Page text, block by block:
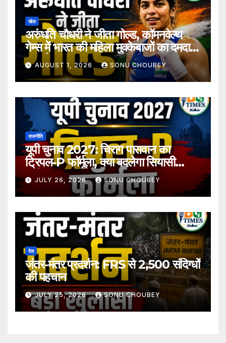
खेल
अरुंधति चौधरी ने जीता गोल्ड, कॉमनवेल्थ
गेम्स में भारत की महिला मुक्केबाजों का दमदार
प्रदर्शन
AUGUST 1, 2026 SONU CHOUBEY
राजनीति
यूपी चुनाव 2027: चिराग पासवान का
ट्रिपल-P फॉर्मूला, क्या बदलेगा सियासी
समीकरण?
JULY 26, 2026 SONU CHOUBEY
देश
जंतर-मंतर प्रदर्शन: FRS से 2,500 संदिग्धों
की पहचान
JULY 25, 2026 SONU CHOUBEY